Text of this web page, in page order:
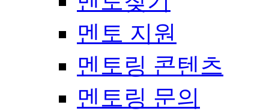
멘토 지원
멘토링 콘텐츠
멘토링 문의